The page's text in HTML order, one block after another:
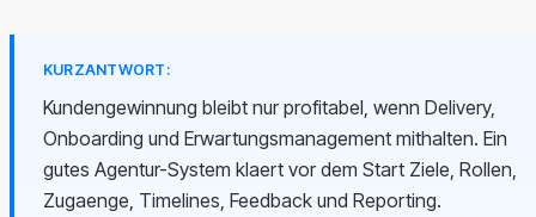
KURZANTWORT:
Kundengewinnung bleibt nur profitabel, wenn Delivery,
Onboarding und Erwartungsmanagement mithalten. Ein
gutes Agentur-System klaert vor dem Start Ziele, Rollen,
Zugaenge, Timelines, Feedback und Reporting.